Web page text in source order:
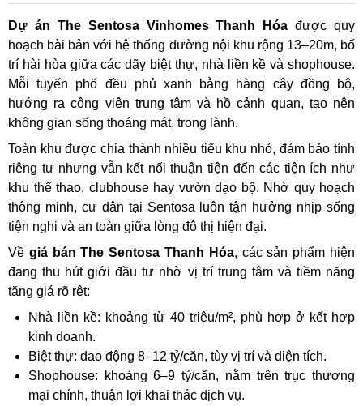
Dự án The Sentosa Vinhomes Thanh Hóa được quy
hoạch bài bản với hệ thống đường nội khu rộng 13–20m, bố
trí hài hòa giữa các dãy biệt thự, nhà liền kề và shophouse.
Mỗi tuyến phố đều phủ xanh bằng hàng cây đồng bộ,
hướng ra công viên trung tâm và hồ cảnh quan, tạo nên
không gian sống thoáng mát, trong lành.
Toàn khu được chia thành nhiều tiểu khu nhỏ, đảm bảo tính
riêng tư nhưng vẫn kết nối thuận tiện đến các tiện ích như
khu thể thao, clubhouse hay vườn dạo bộ. Nhờ quy hoạch
thông minh, cư dân tại Sentosa luôn tận hưởng nhịp sống
tiện nghi và an toàn giữa lòng đô thị hiện đại.
Về giá bán The Sentosa Thanh Hóa, các sản phẩm hiện
đang thu hút giới đầu tư nhờ vị trí trung tâm và tiềm năng
tăng giá rõ rệt:
Nhà liền kề: khoảng từ 40 triệu/m², phù hợp ở kết hợp
kinh doanh.
Biệt thự: dao động 8–12 tỷ/căn, tùy vị trí và diện tích.
Shophouse: khoảng 6–9 tỷ/căn, nằm trên trục thương
mại chính, thuận lợi khai thác dịch vụ.